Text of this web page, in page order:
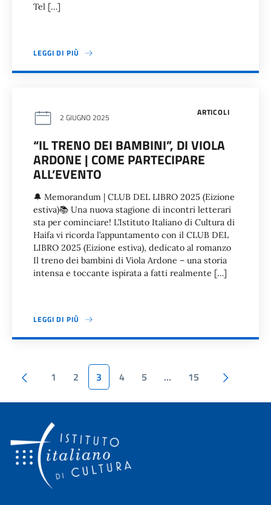
Tel […]
LEGGI DI PIÙ
ARTICOLI
2 GIUGNO 2025
“IL TRENO DEI BAMBINI”, DI VIOLA
ARDONE | COME PARTECIPARE
ALL’EVENTO
🔔 Memorandum | CLUB DEL LIBRO 2025 (Eizione
estiva)📚 Una nuova stagione di incontri letterari
sta per cominciare! L’Istituto Italiano di Cultura di
Haifa vi ricorda l’appuntamento con il CLUB DEL
LIBRO 2025 (Eizione estiva), dedicato al romanzo
Il treno dei bambini di Viola Ardone – una storia
intensa e toccante ispirata a fatti realmente […]
LEGGI DI PIÙ
Paginazione
Pagina precedente
1 2 3 4 5 … 15